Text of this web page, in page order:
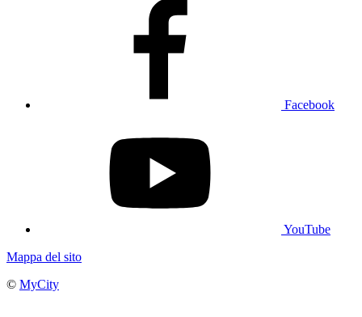
Facebook
YouTube
Mappa del sito
© MyCity